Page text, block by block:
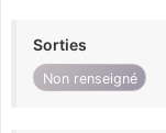
Sorties
Non renseigné